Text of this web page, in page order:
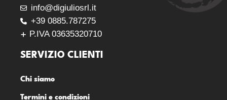
info@digiuliosrl.it
+39 0885.787275
P.IVA 03635320710
SERVIZIO CLIENTI
Chi siamo
Termini e condizioni